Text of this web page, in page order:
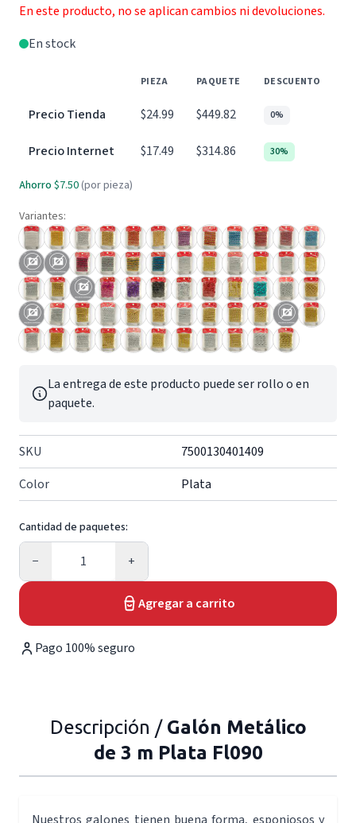
En este producto, no se aplican cambios ni devoluciones.
En stock
PIEZA PAQUETE DESCUENTO
Precio Tienda $24.99 $449.82 0%
Precio Internet $17.49 $314.86 30%
Ahorro $7.50 (por pieza)
Variantes:
La entrega de este producto puede ser rollo o en
paquete.
SKU
7500130401409
Color
Plata
Cantidad de paquetes:
−
Cantidad
+
Agregar a carrito
Pago 100% seguro
Descripción / Galón Metálico
de 3 m Plata Fl090